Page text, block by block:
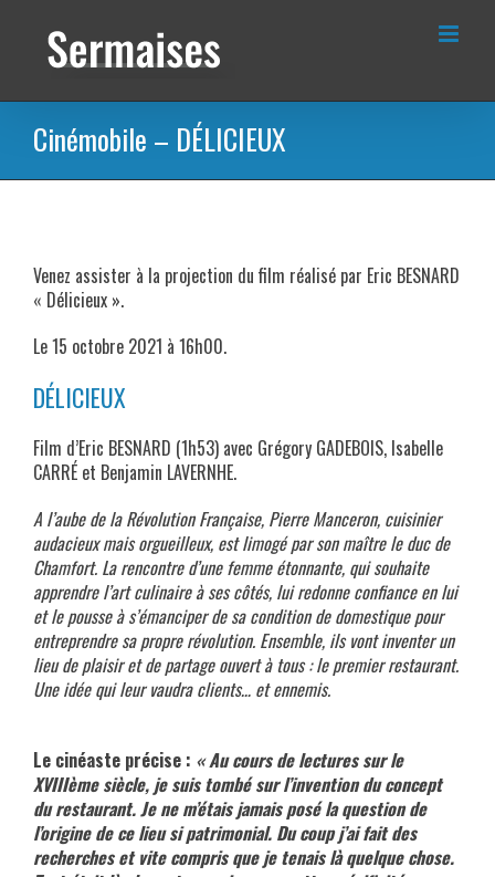
contenu
Cinémobile – DÉLICIEUX
Venez assister à la projection du film réalisé par Eric BESNARD
« Délicieux ».
Le 15 octobre 2021 à 16h00.
DÉLICIEUX
Film d’Eric BESNARD (1h53) avec Grégory GADEBOIS, Isabelle
CARRÉ et Benjamin LAVERNHE.
A l’aube de la Révolution Française, Pierre Manceron, cuisinier
audacieux mais orgueilleux, est limogé par son maître le duc de
Chamfort. La rencontre d’une femme étonnante, qui souhaite
apprendre l’art culinaire à ses côtés, lui redonne confiance en lui
et le pousse à s’émanciper de sa condition de domestique pour
entreprendre sa propre révolution. Ensemble, ils vont inventer un
lieu de plaisir et de partage ouvert à tous : le premier restaurant.
Une idée qui leur vaudra clients… et ennemis.
Le cinéaste précise : « Au cours de lectures sur le
XVIIIème siècle, je suis tombé sur l’invention du concept
du restaurant. Je ne m’étais jamais posé la question de
l’origine de ce lieu si patrimonial. Du coup j’ai fait des
recherches et vite compris que je tenais là quelque chose.